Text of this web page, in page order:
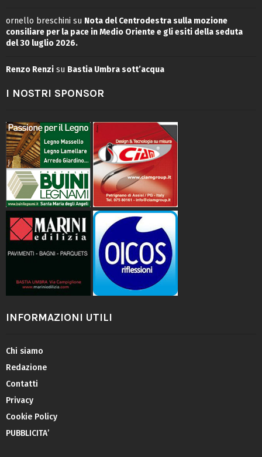
ornello breschini su Nota del Centrodestra sulla mozione
consiliare per la pace in Medio Oriente e gli esiti della seduta
del 30 luglio 2026.
Renzo Renzi su Bastia Umbra sott’acqua
I NOSTRI SPONSOR
INFORMAZIONI UTILI
Chi siamo
Redazione
Contatti
Privacy
Cookie Policy
PUBBLICITA’